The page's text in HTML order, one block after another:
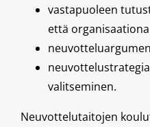
vastapuoleen
että organisaationa
valitseminen.
Neuvottelutaitojen